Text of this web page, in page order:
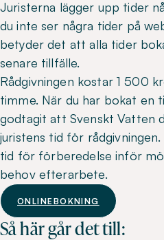
Juristerna lägger upp tider
du inte ser några tider på
betyder det att alla tider
senare tillfälle.
Rådgivningen kostar 1 500
timme. När du har bokat en
godtagit att Svenskt Vatten
juristens tid för
tid för förberedelse inför
behov efterarbete.
ONLINEBOKNING
Så här går det till: